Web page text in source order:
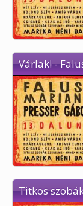
Várlak! -
Titkos